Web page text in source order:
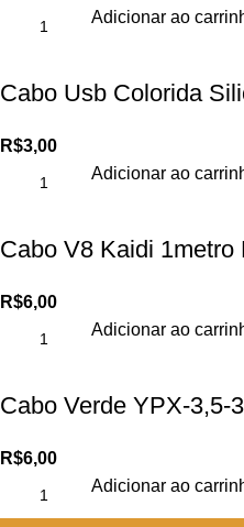
Adicionar ao
Cabo Usb Colorida
R$3,00
Adicionar ao
Cabo V8 Kaidi 1metro
R$6,00
Adicionar ao
Cabo Verde YPX-3,5-
R$6,00
Adicionar ao